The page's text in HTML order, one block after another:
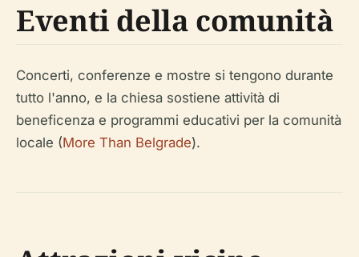
Eventi della comunità
Concerti, conferenze e mostre si tengono durante
tutto l'anno, e la chiesa sostiene attività di
beneficenza e programmi educativi per la comunità
locale (More Than Belgrade).